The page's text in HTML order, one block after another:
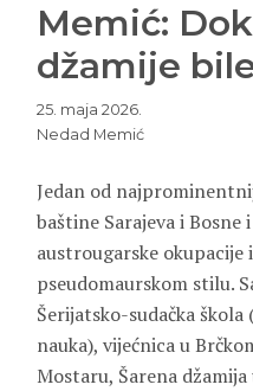
Memić:
džamije
25. maja 2026.
Nedad Memić
Jedan od
baštine Sarajeva i Bosne
austrougarske okupacije
pseudomaurskom stilu.
Šerijatsko-sudačka
nauka), vijećnica u
Mostaru, Šarena